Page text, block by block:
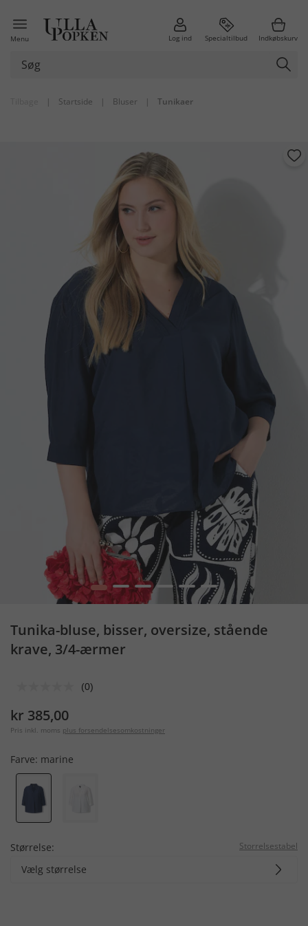
Menu Log ind Specialtilbud Indkøbskurv
| Startside | Bluser | Tunikaer
1 2 3 4 5 6
Tunika-bluse, bisser, oversize, stående
krave, 3/4-ærmer
(0)
kr 385,00
Pris inkl. moms plus forsendelsesomkostninger
Farve: marine
Størrelse: Storrelsestabel
Vælg størrelse